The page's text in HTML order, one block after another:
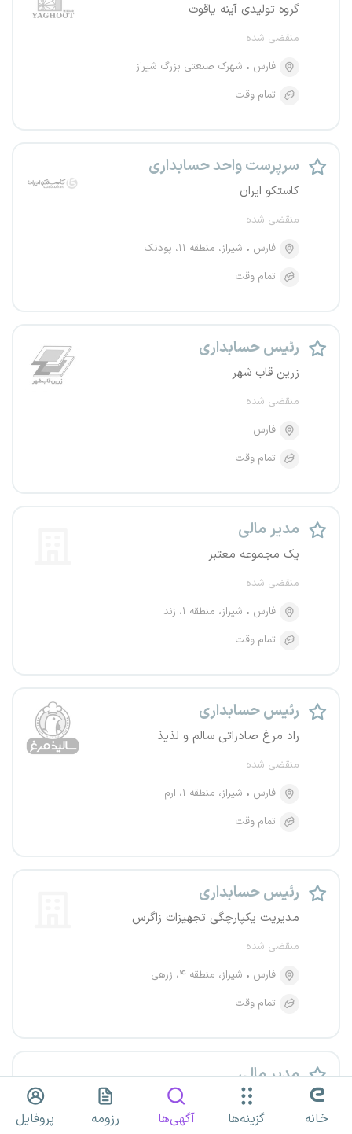
گروه تولیدی آینه یاقوت
منقضی شده
فارس
شهرک صنعتی بزرگ شیراز
تمام وقت
سرپرست واحد حسابداری
کاستکو ایران
منقضی شده
فارس
شیراز، منطقه ۱۱، پودنک
تمام وقت
رئیس حسابداری
زرین قاب شهر
منقضی شده
فارس
تمام وقت
مدیر مالی
یک مجموعه معتبر
منقضی شده
فارس
شیراز، منطقه ۱، زند
تمام وقت
رئیس حسابداری
راد مرغ صادراتی سالم و لذیذ
منقضی شده
فارس
شیراز، منطقه ۱، ارم
تمام وقت
رئیس حسابداری
مدیریت یکپارچگی تجهیزات زاگرس
منقضی شده
فارس
شیراز، منطقه ۴، زرهی
تمام وقت
مدیر مالی
خودروسازان بونیز
منقضی شده خانه گزینه‌ها آگهی‌ها رزومه پروفایل